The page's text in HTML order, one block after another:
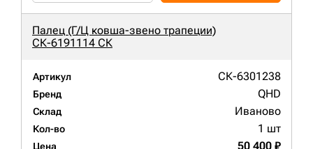
Палец (Г/Ц ковша-звено трапеции)
СК-6191114 СК
Артикул СК-6301238
Бренд QHD
Склад Иваново
Кол-во 1 шт
Цена 50 400 ₽